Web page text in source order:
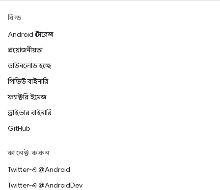
বিল্ড
Android স্টোরেজ
প্রয়োজনীয়তা
ডাউনলোড হচ্ছে
প্রিভিউ বাইনারি
ফ্যাক্টরি ইমেজ
ড্রাইভার বাইনারি
GitHub
কানেক্ট করুন
Twitter-এ @Android
Twitter-এ @AndroidDev